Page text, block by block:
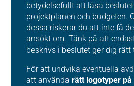
betydelsefullt att läsa
projektplanen och budgeten.
dessa riskerar du att inte få
ansökt om. Tänk på att
beskrivs i beslutet ger dig rätt
För att undvika eventuella
att användarätt logotyper på